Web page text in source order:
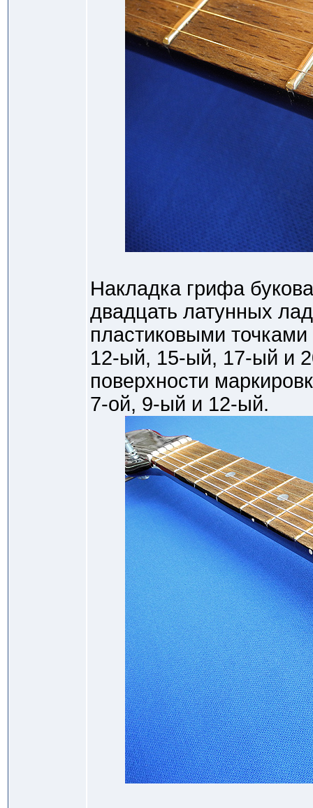
Накладка грифа
двадцать латунных
пластиковыми
12-ый, 15-ый, 17-ый и
поверхности
7-ой, 9-ый и 12-ый.